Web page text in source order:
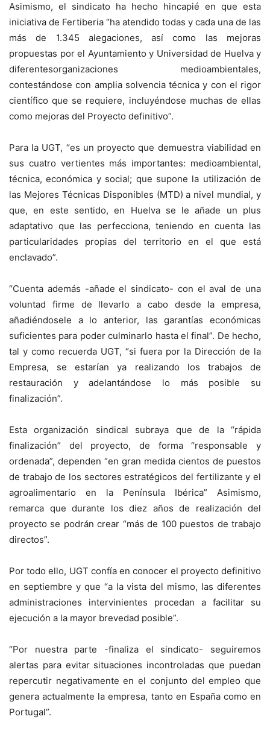
Asimismo, el sindicato ha hecho hincapié en que esta
iniciativa de Fertiberia “ha atendido todas y cada una de las
más de 1.345 alegaciones, así como las mejoras
propuestas por el Ayuntamiento y Universidad de Huelva y
diferentesorganizaciones medioambientales,
contestándose con amplia solvencia técnica y con el rigor
científico que se requiere, incluyéndose muchas de ellas
como mejoras del Proyecto definitivo”.
Para la UGT, “es un proyecto que demuestra viabilidad en
sus cuatro vertientes más importantes: medioambiental,
técnica, económica y social; que supone la utilización de
las Mejores Técnicas Disponibles (MTD) a nivel mundial, y
que, en este sentido, en Huelva se le añade un plus
adaptativo que las perfecciona, teniendo en cuenta las
particularidades propias del territorio en el que está
enclavado”.
“Cuenta además -añade el sindicato- con el aval de una
voluntad firme de llevarlo a cabo desde la empresa,
añadiéndosele a lo anterior, las garantías económicas
suficientes para poder culminarlo hasta el final”. De hecho,
tal y como recuerda UGT, “si fuera por la Dirección de la
Empresa, se estarían ya realizando los trabajos de
restauración y adelantándose lo más posible su
finalización”.
Esta organización sindical subraya que de la “rápida
finalización” del proyecto, de forma “responsable y
ordenada”, dependen “en gran medida cientos de puestos
de trabajo de los sectores estratégicos del fertilizante y el
agroalimentario en la Península Ibérica” Asimismo,
remarca que durante los diez años de realización del
proyecto se podrán crear “más de 100 puestos de trabajo
directos”.
Por todo ello, UGT confía en conocer el proyecto definitivo
en septiembre y que “a la vista del mismo, las diferentes
administraciones intervinientes procedan a facilitar su
ejecución a la mayor brevedad posible”.
“Por nuestra parte -finaliza el sindicato- seguiremos
alertas para evitar situaciones incontroladas que puedan
repercutir negativamente en el conjunto del empleo que
genera actualmente la empresa, tanto en España como en
Portugal”.